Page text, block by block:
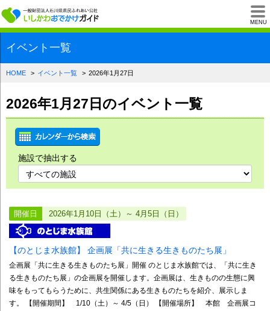
MENU
一般財団法人石川
イベント一覧
HOME イベント一覧 2026年1月27日
2026年1月27日のイベント一覧
施設で抽出する
開催日 2026年1月10日（土）～ 4月5日（日）
【のとじま水族館】 企画展「共に生きる生きものたち展」
企画展「共に生きる生きものたち展」開催 のとじま水族館では、「共に生き
る生きものたち展」の企画展を開催します。企画展は、生きものの生態に興
味をもってもらうために、共生関係にある生きものたちを紹介、展示しま
す。 【開催期間】 1/10（土）～ 4/5（日） 【開催場所】 本館 企画展コ